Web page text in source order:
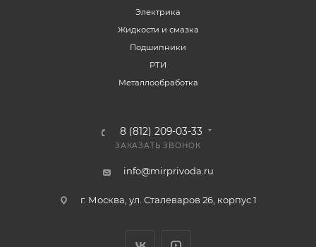
Электрика
Жидкости и смазка
Подшипники
РТИ
Металлообработка
8 (812) 209-03-33
ЗАКАЗАТЬ ЗВОНОК
info@mirprivoda.ru
г. Москва, ул. Сталеваров 26, корпус 1